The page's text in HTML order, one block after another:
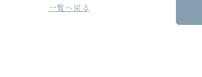
一覧へ戻る